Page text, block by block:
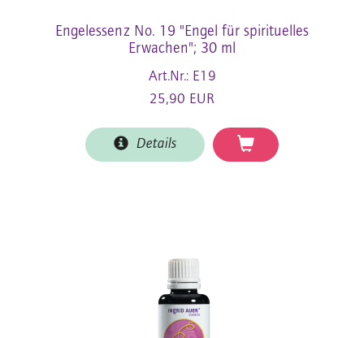
Engelessenz No. 19 "Engel für spirituelles
Erwachen"; 30 ml
Art.Nr.: E19
25,90 EUR
Details